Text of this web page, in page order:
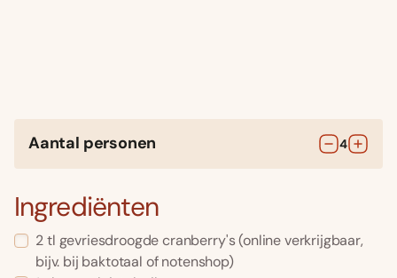
Aantal personen 4
Ingrediënten
2tl gevriesdroogde cranberry's(online verkrijgbaar,
bijv. bij baktotaal of notenshop)